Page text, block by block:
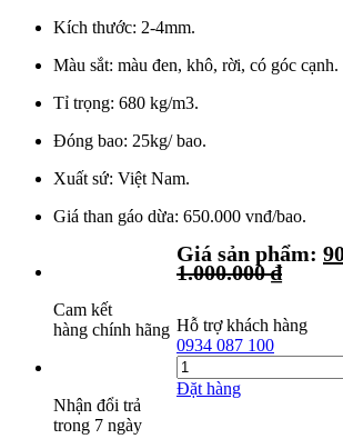
Kích thước: 2-4mm.
Màu sắt: màu đen, khô, rời, có góc cạnh.
Tỉ trọng: 680 kg/m3.
Đóng bao: 25kg/ bao.
Xuất sứ: Việt Nam.
Giá than gáo dừa: 650.000 vnđ/bao.
Cam kết
hàng chính hãng
Nhận đổi trả
trong 7 ngày
Giá sản phẩm:
1.000.000₫
Hỗ trợ khách hàng
0934 087 100
Đặt hàng